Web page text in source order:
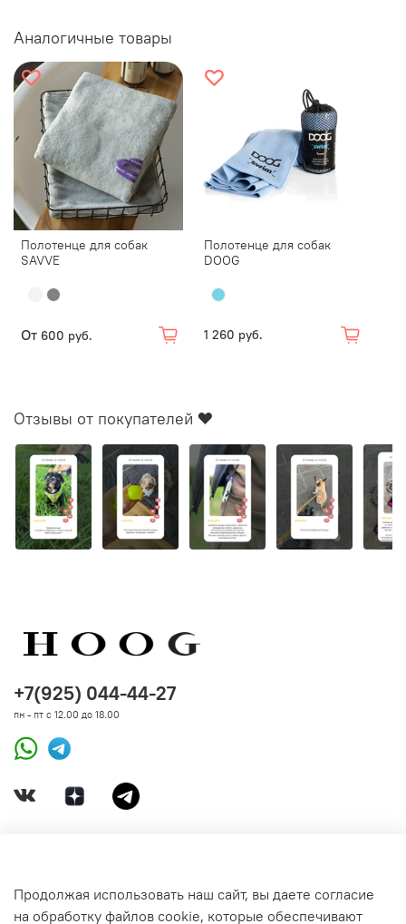
Аналогичные товары
Полотенце для собак
SAVVE
От 600 руб.
Полотенце для собак
DOOG
1 260 руб.
Отзывы от покупателей ❤️
+7(925) 044-44-27
пн - пт с 12.00 до 18.00
Продолжая использовать наш сайт, вы даете согласие
на обработку файлов cookie, которые обеспечивают